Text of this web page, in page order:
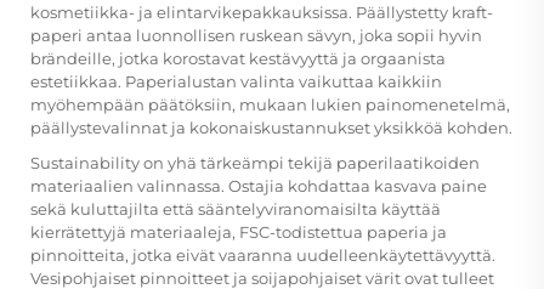
kosmetiikka- ja elintarvikepakkauksissa. Päällystetty kraft-
paperi antaa luonnollisen ruskean sävyn, joka sopii hyvin
brändeille, jotka korostavat kestävyyttä ja orgaanista
estetiikkaa. Paperialustan valinta vaikuttaa kaikkiin
myöhempään päätöksiin, mukaan lukien painomenetelmä,
päällystevalinnat ja kokonaiskustannukset yksikköä kohden.
Sustainability on yhä tärkeämpi tekijä paperilaatikoiden
materiaalien valinnassa. Ostajia kohdattaa kasvava paine
sekä kuluttajilta että sääntelyviranomaisilta käyttää
kierrätettyjä materiaaleja, FSC-todistettua paperia ja
pinnoitteita, jotka eivät vaaranna uudelleenkäytettävyyttä.
Vesipohjaiset pinnoitteet ja soijapohjaiset värit ovat tulleet